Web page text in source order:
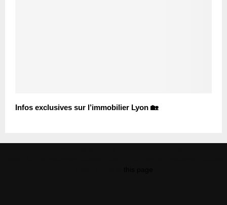
Infos exclusives sur l’immobilier Lyon 🏡